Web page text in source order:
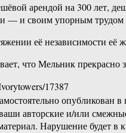
арендой на 300 лет,
— и своим упорным трудом
её независимости её
что Мельник прекрасно
17387
опубликован
авторские и/или
Нарушение будет в